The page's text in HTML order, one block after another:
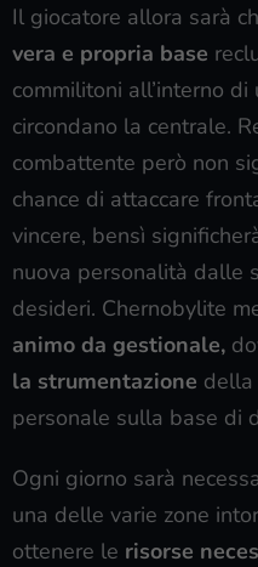
Il giocatore allora sarà
vera e propria base
commilitoni all’interno
circondano la centrale.
combattente però non
chance di attaccare
vincere, bensì
nuova personalità dalle
desideri. Chernobylite
animo da gestionale,
la strumentazione
personale sulla base di
Ogni giorno sarà
una delle varie zone
ottenere le risorse